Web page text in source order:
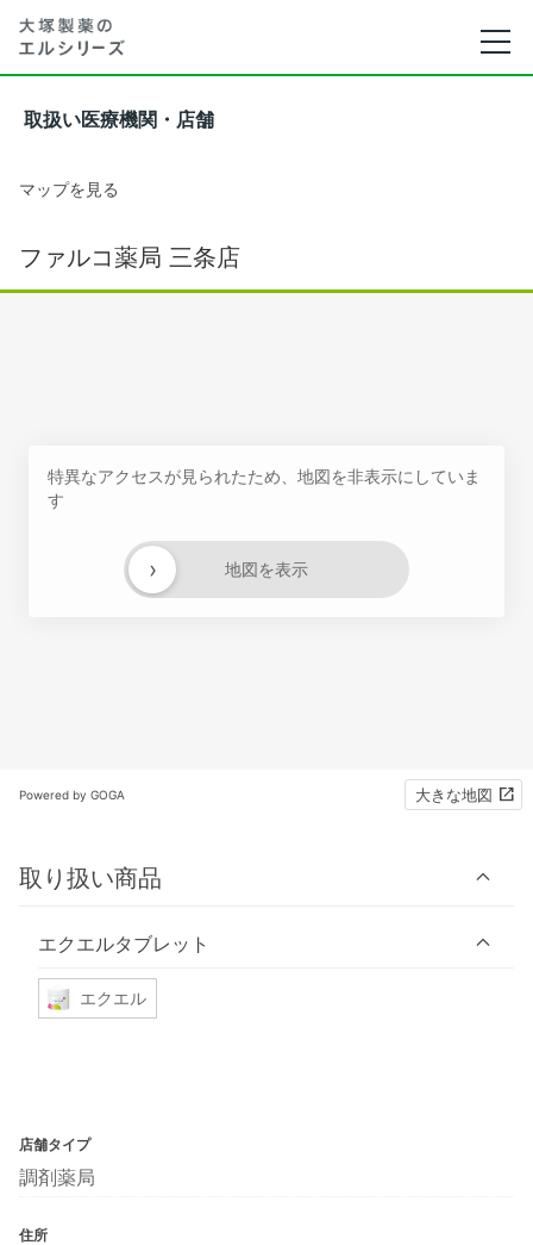
取扱い医療機関・店舗
マップを見る
ファルコ薬局 三条店
特異なアクセスが見られたため、地図を非表示にしていま
す
地図を表示
›
Powered by GOGA 大きな地図
取り扱い商品
エクエルタブレット
エクエル
店舗タイプ
調剤薬局
住所